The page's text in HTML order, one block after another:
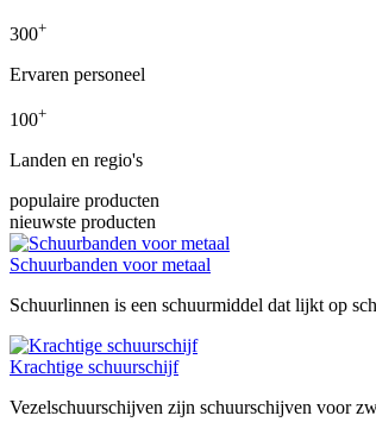
300+
Ervaren personeel
100+
Landen en regio's
populaire producten
nieuwste producten
Schuurbanden voor metaal
Schuurlinnen is een schuurmiddel dat lijkt op
Krachtige schuurschijf
Vezelschuurschijven zijn schuurschijven voor